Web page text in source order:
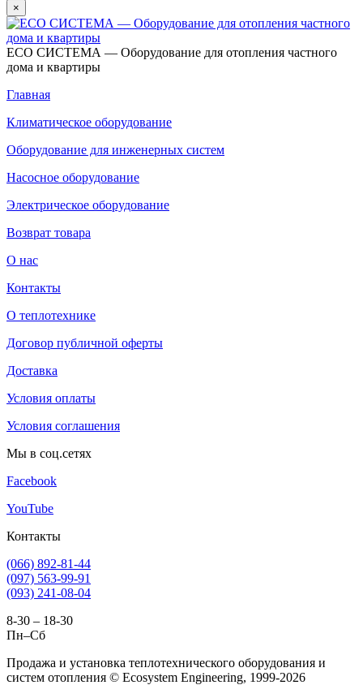
×
ECO СИСТЕМА — Оборудование для отопления частного
дома и квартиры
Главная
Климатическое оборудование
Оборудование для инженерных систем
Насосное оборудование
Электрическое оборудование
Возврат товара
О нас
Контакты
О теплотехнике
Договор публичной оферты
Доставка
Условия оплаты
Условия соглашения
Мы в соц.сетях
Facebook
YouTube
Контакты
(066) 892-81-44
(097) 563-99-91
(093) 241-08-04
8-30 – 18-30
Пн–Сб
Продажа и установка теплотехнического оборудования и
систем отопления © Ecosystem Engineering, 1999-2026